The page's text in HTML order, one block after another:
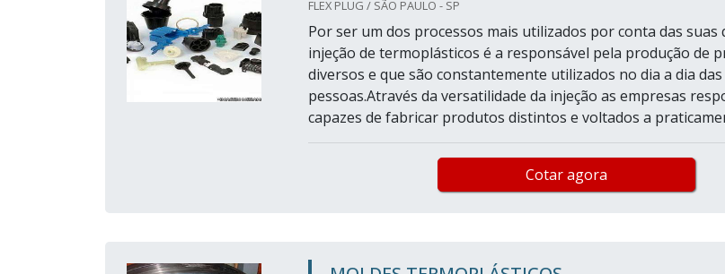
FLEX PLUG / SÃO PAULO - SP
Por ser um dos processos mais utilizados por conta das suas
injeção de termoplásticos é a responsável pela produção de
diversos e que são constantemente utilizados no dia a dia das
pessoas.Através da versatilidade da injeção as empresas
capazes de fabricar produtos distintos e voltados a
Cotar agora